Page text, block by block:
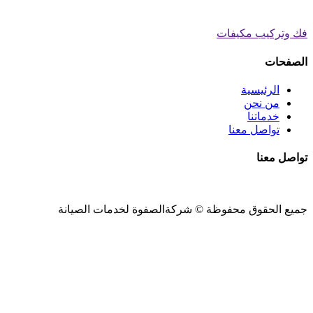
فك وتركيب مكيفات
الصفحات
الرئيسية
من نحن
خدماتنا
تواصل معنا
تواصل معنا
جميع الحقوق محفوظة © شركةالصفوة لخدمات الصيانة